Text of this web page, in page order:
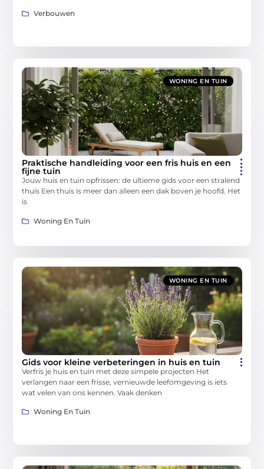
Verbouwen
WONING EN TUIN
Praktische handleiding voor een fris huis en een
fijne tuin
Jouw huis en tuin opfrissen: de ultieme gids voor een stralend
thuis Een thuis is meer dan alleen een dak boven je hoofd. Het
is
Woning En Tuin
WONING EN TUIN
Gids voor kleine verbeteringen in huis en tuin
Verfris je huis en tuin met deze simpele projecten Het
verlangen naar een frisse, vernieuwde leefomgeving is iets
wat velen van ons kennen. Vaak denken
Woning En Tuin